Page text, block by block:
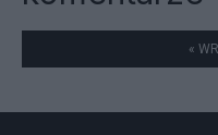
«